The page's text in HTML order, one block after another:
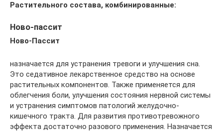
Растительного состава, комбинированные:
Ново-пассит
Ново-Пассит
назначается для устранения тревоги и улучшения сна.
Это седативное лекарственное средство на основе
растительных компонентов. Также применяется для
облегчения боли, улучшения состояния нервной системы
и устранения симптомов патологий желудочно-
кишечного тракта. Для развития противотревожного
эффекта достаточно разового применения. Назначается